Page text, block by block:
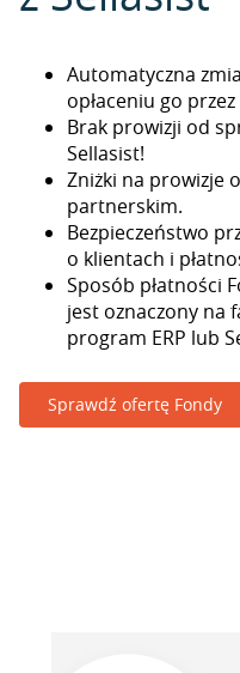
Automatyczna
opłaceniu go
Brak prowizji od
Sellasist!
Zniżki na prowizje
partnerskim.
Bezpieczeństwo
o klientach i
Sposób płatności
jest oznaczony na
program ERP lub
Sprawdź ofertę Fondy